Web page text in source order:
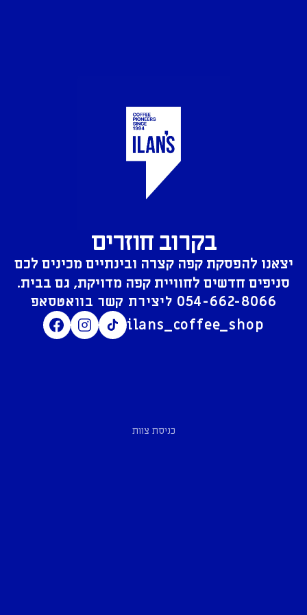
בקרוב חוזרים
יצאנו להפסקת קפה קצרה ובינתיים מכינים לכם
סניפים חדשים לחוויית קפה מדויקת, גם בבית.
054-662-8066
ilans_coffee_shop
כניסת צוות